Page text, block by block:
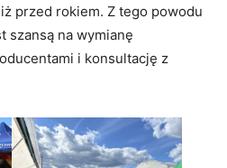
przed rokiem. Z tego powodu
szansą na wymianę
i konsultację z